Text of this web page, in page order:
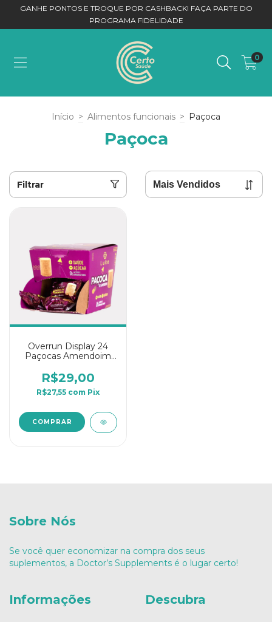
GANHE PONTOS E TROQUE POR CASHBACK! FAÇA PARTE DO
PROGRAMA FIDELIDADE
0
Início > Alimentos funcionais > Paçoca
Paçoca
Filtrar
Overrun Display 24
Paçocas Amendoim
R$29,00
R$27,55 com Pix
Sobre Nós
Se você quer economizar na compra dos seus
suplementos, a Doctor’s Supplements é o lugar certo!
Informações Descubra